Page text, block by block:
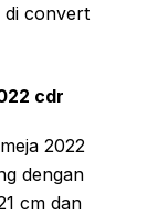
di convert
cdr
2022
dengan
cm dan